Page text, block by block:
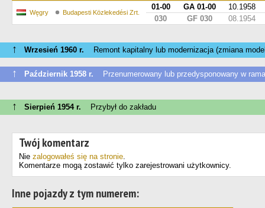
Węgry Budapesti Közlekedési Zrt.
01-00 GA 01-00
10.1958
030
GF 030 08.1954
↑ Wrzesień 1960 r. Remont kapitalny lub modernizacja (zmiana
↑ Październik 1958 r. Przenumerowany lub przedysponowany w
↑ Sierpień 1954 r. Przybył do zakładu
Twój komentarz
Nie zalogowałeś się na stronie.
Komentarze mogą zostawić tylko zarejestrowani użytkownicy.
Inne pojazdy z tym numerem: